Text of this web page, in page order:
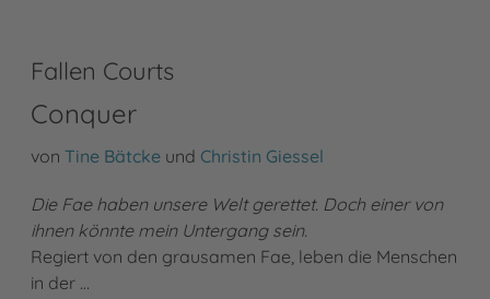
Fallen Courts
Conquer
von Tine Bätcke und Christin Giessel
Die Fae haben unsere Welt gerettet. Doch einer von
ihnen könnte mein Untergang sein.
Regiert von den grausamen Fae, leben die Menschen
in der …